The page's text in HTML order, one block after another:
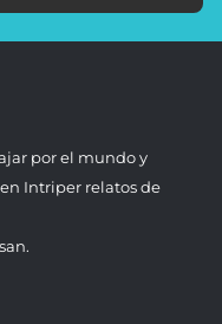
por el mundo y
Intriper relatos de